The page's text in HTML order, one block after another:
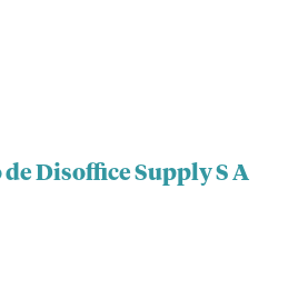
Disoffice Supply S A